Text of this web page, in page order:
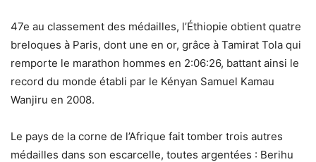
47e au classement des médailles, l’Éthiopie obtient quatre
breloques à Paris, dont une en or, grâce à Tamirat Tola qui
remporte le marathon hommes en 2:06:26, battant ainsi le
record du monde établi par le Kényan Samuel Kamau
Wanjiru en 2008.
Le pays de la corne de l’Afrique fait tomber trois autres
médailles dans son escarcelle, toutes argentées : Berihu